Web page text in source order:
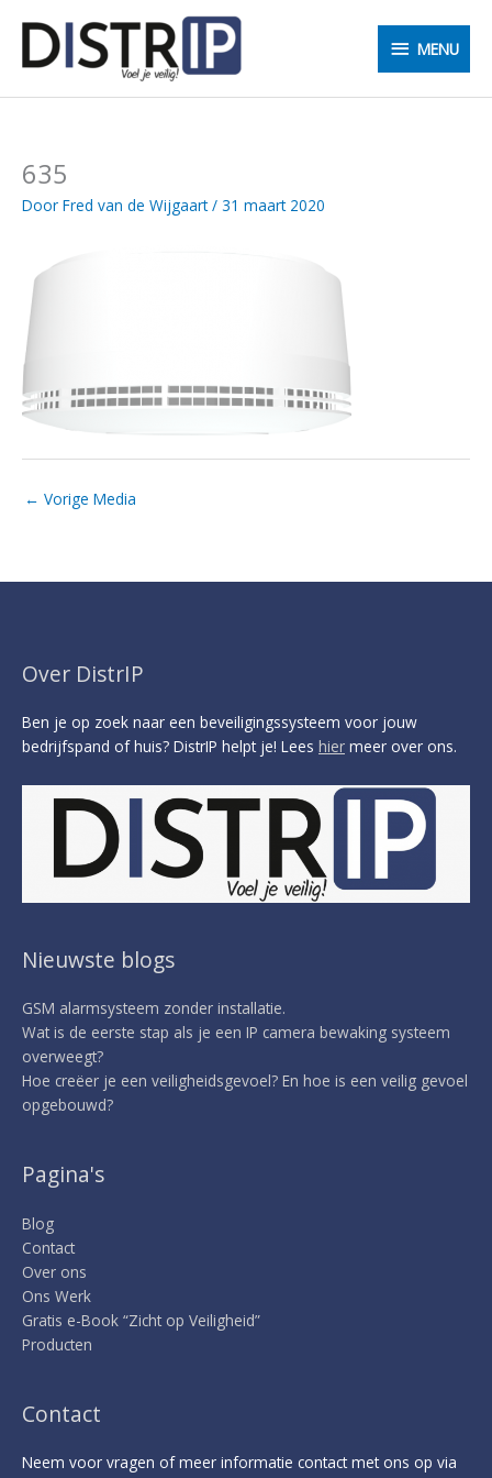
naar
MENU
MENU
635
Door Fred van de Wijgaart/ 31 maart 2020
← Vorige Media
Over DistrIP
Ben je op zoek naar een beveiligingssysteem voor jouw
bedrijfspand of huis? DistrIP helpt je! Lees hier meer over ons.
Nieuwste blogs
GSM alarmsysteem zonder installatie.
Wat is de eerste stap als je een IP camera bewaking systeem
overweegt?
Hoe creëer je een veiligheidsgevoel? En hoe is een veilig gevoel
opgebouwd?
Pagina's
Blog
Contact
Over ons
Ons Werk
Gratis e-Book “Zicht op Veiligheid”
Producten
Contact
Neem voor vragen of meer informatie contact met ons op via